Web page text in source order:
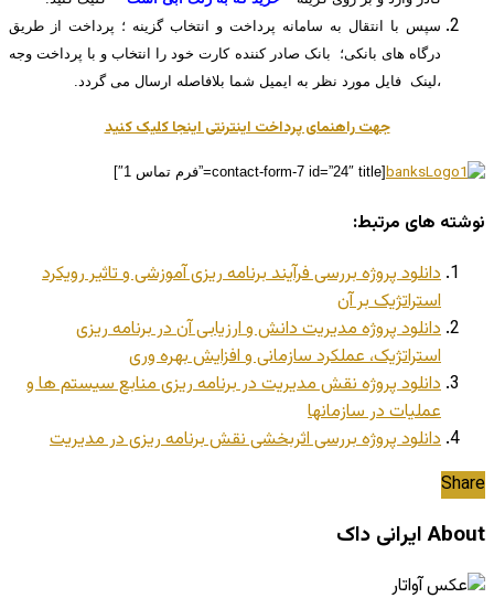
سپس با انتقال به سامانه پرداخت و انتخاب گزینه ؛ پرداخت از طریق
درگاه های بانکی؛ بانک صادر کننده کارت خود را انتخاب و با پرداخت وجه
،لینک فایل مورد نظر به ایمیل شما بلافاصله ارسال می گردد.
جهت راهنمای پرداخت اینترنتی اینجا کلیک کنید
[contact-form-7 id=”24″ title=”فرم تماس 1″]
نوشته های مرتبط:
دانلود پروژه بررسی فرآیند برنامه ریزی آموزشی و تاثیر رویکرد
استراتژیک بر آن
دانلود پروژه مدیریت دانش و ارزیابی آن در برنامه ریزی
استراتژیک، عملکرد سازمانی و افزایش بهره وری
دانلود پروژه نقش مدیریت در برنامه ریزی منابع سیستم ها و
عملیات در سازمانها
دانلود پروژه بررسی اثربخشی نقش برنامه ریزی در مدیریت
Share
About ایرانی داک